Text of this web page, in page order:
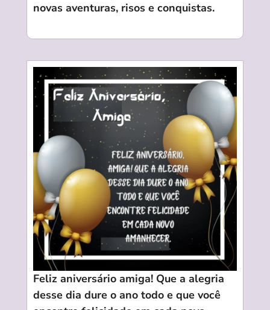
novas aventuras, risos e conquistas.
Feliz aniversário amiga! Que a alegria
desse dia dure o ano todo e que você